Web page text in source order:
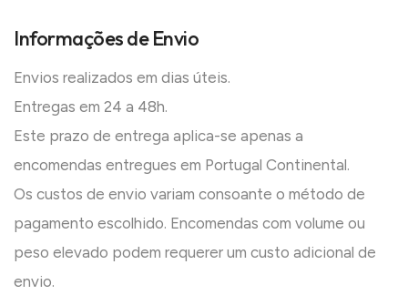
Informações de Envio
Envios realizados em dias úteis.
Entregas em 24 a 48h.
Este prazo de entrega aplica-se apenas a
encomendas entregues em Portugal Continental.
Os custos de envio variam consoante o método de
pagamento escolhido. Encomendas com volume ou
peso elevado podem requerer um custo adicional de
envio.